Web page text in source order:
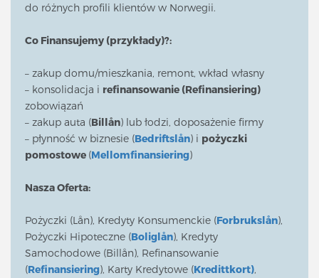
do różnych profili klientów w Norwegii.
Co Finansujemy (przykłady)?:
– zakup domu/mieszkania, remont, wkład własny
– konsolidacja i refinansowanie (Refinansiering)
zobowiązań
– zakup auta (Billån) lub łodzi, doposażenie firmy
– płynność w biznesie (Bedriftslån) i pożyczki
pomostowe (Mellomfinansiering)
Nasza Oferta:
Pożyczki (Lån), Kredyty Konsumenckie (Forbrukslån),
Pożyczki Hipoteczne (Boliglån), Kredyty
Samochodowe (Billån), Refinansowanie
(Refinansiering), Karty Kredytowe (Kredittkort),